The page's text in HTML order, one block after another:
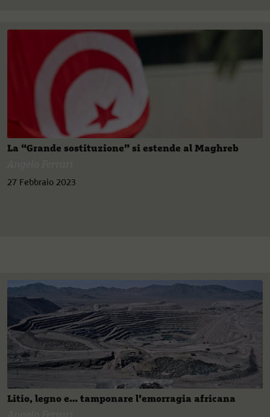
La “Grande sostituzione” si estende al Maghreb
27 Febbraio 2023
Litio, legno e… tamponare l’emorragia africana